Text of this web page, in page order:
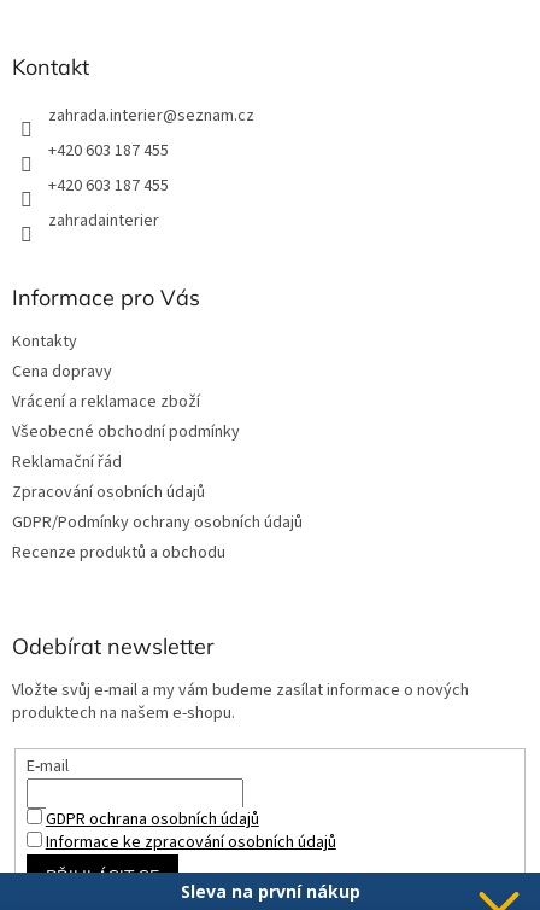
Kontakt
zahrada.interier@seznam.cz
+420 603 187 455
+420 603 187 455
zahradainterier
Informace pro Vás
Kontakty
Cena dopravy
Vrácení a reklamace zboží
Všeobecné obchodní podmínky
Reklamační řád
Zpracování osobních údajů
GDPR/Podmínky ochrany osobních údajů
Recenze produktů a obchodu
Odebírat newsletter
Vložte svůj e-mail a my vám budeme zasílat informace o nových
produktech na našem e-shopu.
E-mail
GDPR ochrana osobních údajů
Informace ke zpracování osobních údajů
PŘIHLÁSIT SE
Sleva na první nákup